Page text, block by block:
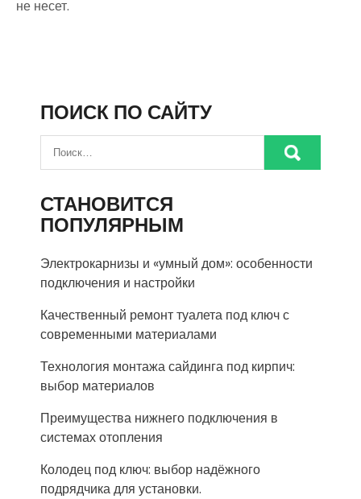
не несет.
ПОИСК ПО САЙТУ
СТАНОВИТСЯ
ПОПУЛЯРНЫМ
Электрокарнизы и «умный дом»: особенности
подключения и настройки
Качественный ремонт туалета под ключ с
современными материалами
Технология монтажа сайдинга под кирпич:
выбор материалов
Преимущества нижнего подключения в
системах отопления
Колодец под ключ: выбор надёжного
подрядчика для установки.